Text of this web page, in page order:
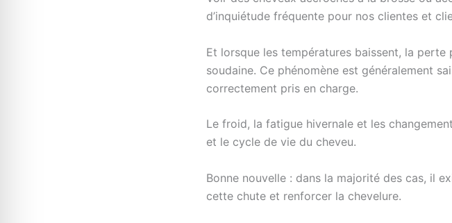
d’inquiétude fréquente pour nos clientes et
Et lorsque les températures baissent, la
soudaine. Ce phénomène est généralement
correctement pris en charge.
Le froid, la fatigue hivernale et les
et le cycle de vie du cheveu.
Bonne nouvelle : dans la majorité des cas, il
cette chute et renforcer la chevelure.